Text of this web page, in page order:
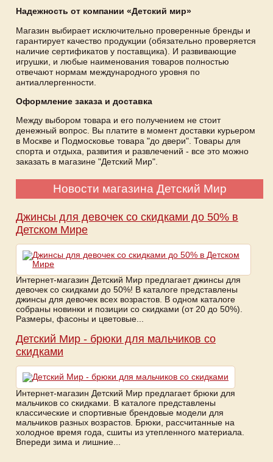
Надежность от компании «Детский мир»
Магазин выбирает исключительно проверенные бренды и
гарантирует качество продукции (обязательно проверяется
наличие сертификатов у поставщика). И развивающие
игрушки, и любые наименования товаров полностью
отвечают нормам международного уровня по
антиаллергенности.
Оформление заказа и доставка
Между выбором товара и его получением не стоит
денежный вопрос. Вы платите в момент доставки курьером
в Москве и Подмосковье товара "до двери". Товары для
спорта и отдыха, развития и развлечений - все это можно
заказать в магазине "Детский Мир".
Новости магазина Детский Мир
Джинсы для девочек со скидками до 50% в
Детском Мире
Интернет-магазин Детский Мир предлагает джинсы для
девочек со скидками до 50%! В каталоге представлены
джинсы для девочек всех возрастов. В одном каталоге
собраны новинки и позиции со скидками (от 20 до 50%).
Размеры, фасоны и цветовые...
Детский Мир - брюки для мальчиков со
скидками
Интернет-магазин Детский Мир предлагает брюки для
мальчиков со скидками. В каталоге представлены
классические и спортивные брендовые модели для
мальчиков разных возрастов. Брюки, рассчитанные на
холодное время года, сшиты из утепленного материала.
Впереди зима и лишние...